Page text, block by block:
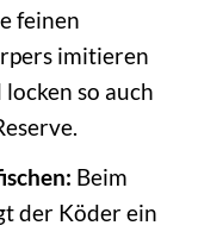
feinen
imitieren
so auch
Beim
der Köder ein